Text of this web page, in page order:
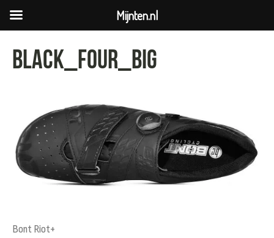
black_four_big
Bont Riot+
Mijnten.nl